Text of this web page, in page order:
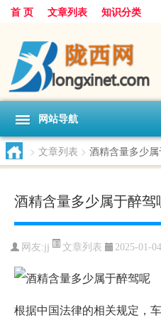
首 页 文章列表 知识分类
网站导航
> 文章列表 > 酒精含量多少
酒精含量多少属于醉驾
网友:jj 文章列表 2025-01-
根据中国法律的相关规定，